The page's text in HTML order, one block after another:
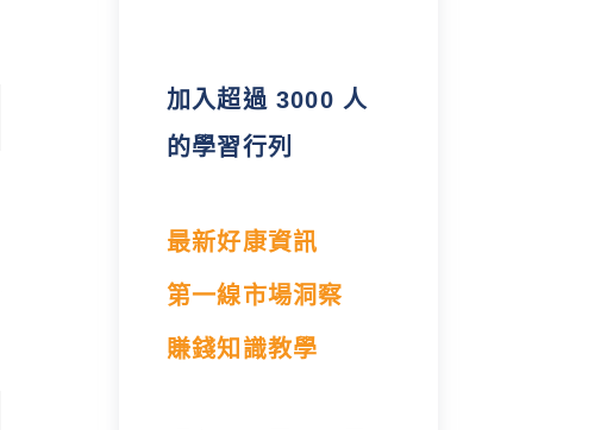
加入超過 3000 人
的學習行列
最新好康資訊
第一線市場洞察
賺錢知識教學